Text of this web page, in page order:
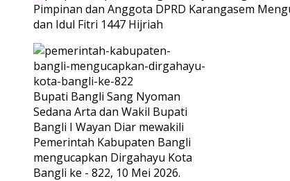
Pimpinan dan Anggota DPRD Karangasem
dan Idul Fitri 1447 Hijriah
Bupati Bangli Sang Nyoman
Sedana Arta dan Wakil Bupati
Bangli I Wayan Diar mewakili
Pemerintah Kabupaten Bangli
mengucapkan Dirgahayu Kota
Bangli ke - 822, 10 Mei 2026.